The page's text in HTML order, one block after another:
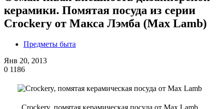
керамики. Помятая посуда из серии
Crockery от Макса Лэмба (Max Lamb)
Предметы быта
Янв 20, 2013
0 1186
Crockery, помятая керамическая посуда от Max Lamb